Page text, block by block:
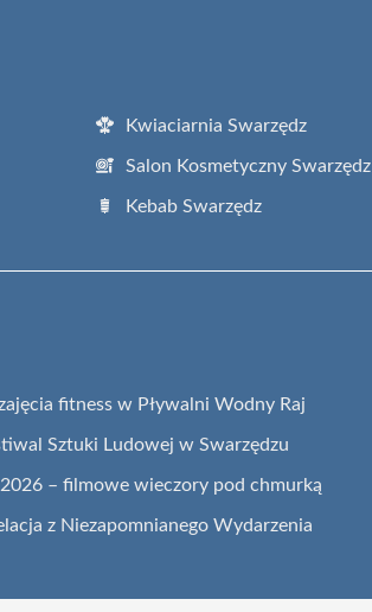
Kwiaciarnia Swarzędz
Salon Kosmetyczny Swarzędz
Kebab Swarzędz
fitness w Pływalni Wodny Raj
Sztuki Ludowej w Swarzędzu
– filmowe wieczory pod chmurką
z Niezapomnianego Wydarzenia